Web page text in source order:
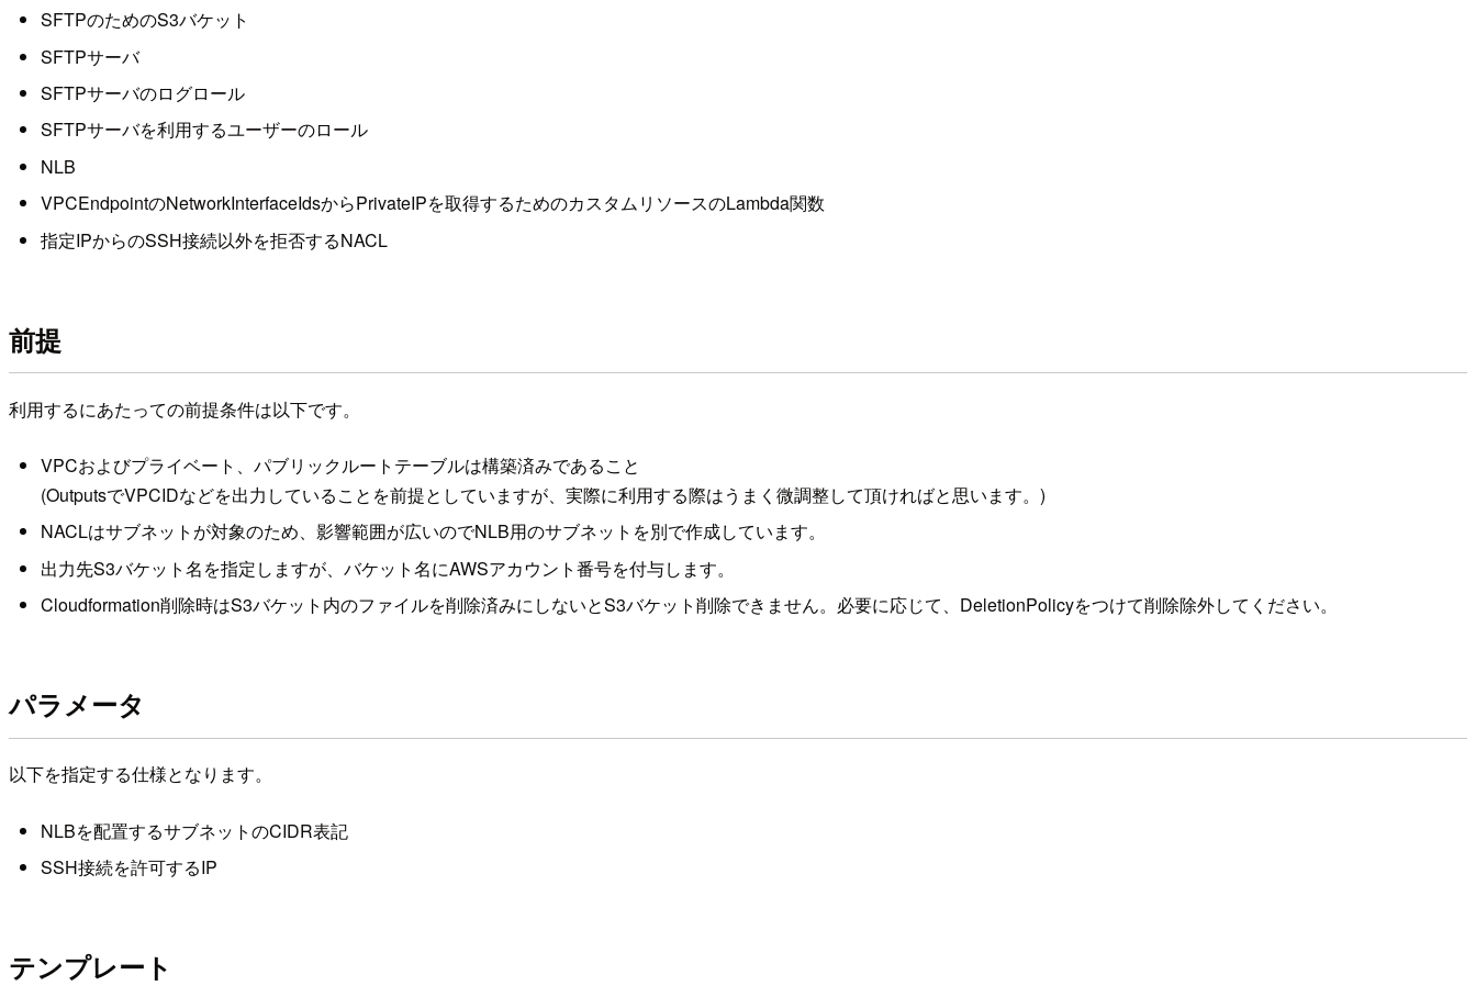
SFTPのためのS3バケット
SFTPサーバ
SFTPサーバのログロール
SFTPサーバを利用するユーザーのロール
NLB
VPCEndpointのNetworkInterfaceIdsからPrivateIPを取得するためのカスタムリソースのLambda関数
指定IPからのSSH接続以外を拒否するNACL
前提
利用するにあたっての前提条件は以下です。
VPCおよびプライベート、パブリックルートテーブルは構築済みであること
(OutputsでVPCIDなどを出力していることを前提としていますが、実際に利用する際はうまく微調整して頂ければと思います。)
NACLはサブネットが対象のため、影響範囲が広いのでNLB用のサブネットを別で作成しています。
出力先S3バケット名を指定しますが、バケット名にAWSアカウント番号を付与します。
Cloudformation削除時はS3バケット内のファイルを削除済みにしないとS3バケット削除できません。必要に応じて、DeletionPolicyをつけて削除除外してください。
パラメータ
以下を指定する仕様となります。
NLBを配置するサブネットのCIDR表記
SSH接続を許可するIP
テンプレート